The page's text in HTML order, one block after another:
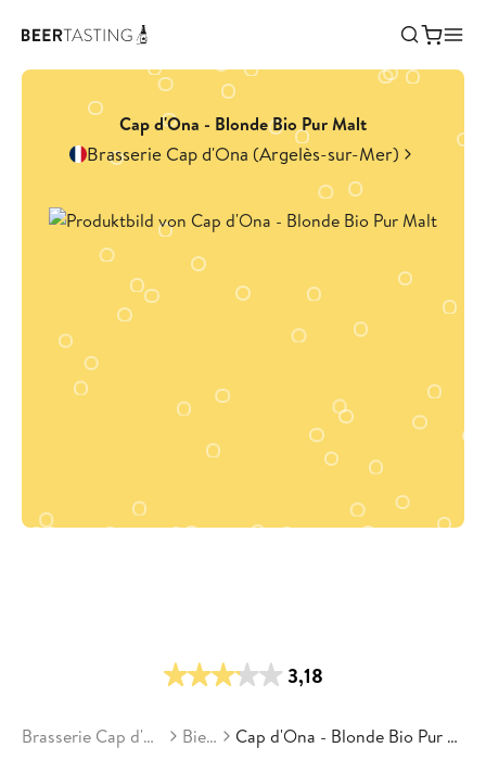
Cap d'Ona - Blonde Bio Pur Malt
Brasserie Cap d'Ona (Argelès-sur-Mer)
3,18
Brasserie Cap d'Ona Biere Cap d'Ona - Blonde Bio Pur Malt